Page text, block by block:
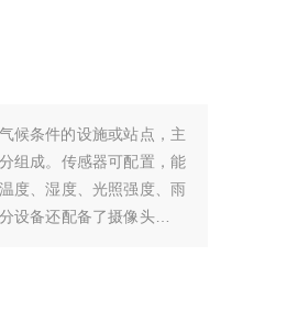
候条件的设施或站点，主
组成。传感器可配置，能
度、湿度、光照强度、雨
设备还配备了摄像头，可